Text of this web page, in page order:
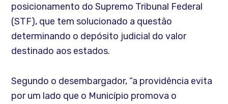
posicionamento do Supremo Tribunal Federal
(STF), que tem solucionado a questão
determinando o depósito judicial do valor
destinado aos estados.
Segundo o desembargador, “a providência evita
por um lado que o Município promova o